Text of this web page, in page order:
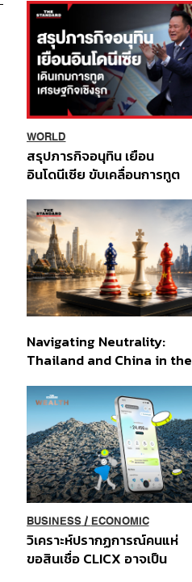
WORLD
สรุปภารกิจอนุทิน เยือน
อินโดนีเซีย ขับเคลื่อนการทูต
ส่วนยุทธศาสตร์ไทย –
อินโดนีเซีย
Navigating Neutrality:
Thailand and China in the
Order
BUSINESS/ ECONOMIC
วิเคราะห์ปรากฏการณ์คนแห่
ขอสินเชื่อ CLICX อาจเป็น